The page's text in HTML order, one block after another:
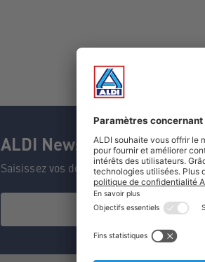
ALDI Newsletter
Saisissez vos données et ne manquez